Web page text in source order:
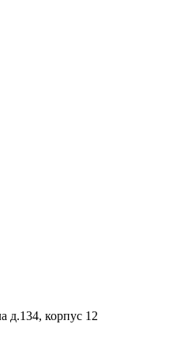
д.134, корпус 12